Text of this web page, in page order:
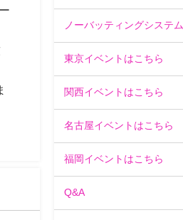
ノーバッティングシステム
東京イベントはこちら
関西イベントはこちら
名古屋イベントはこちら
福岡イベントはこちら
Q&A